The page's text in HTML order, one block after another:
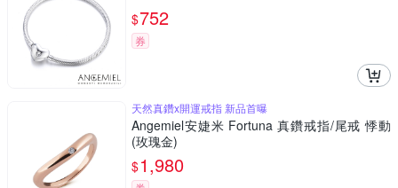
$752
券
天然真鑽x開運戒指 新品首曝
Angemiel安婕米 Fortuna 真鑽戒指/尾戒 悸動
(玫瑰金)
$1,980